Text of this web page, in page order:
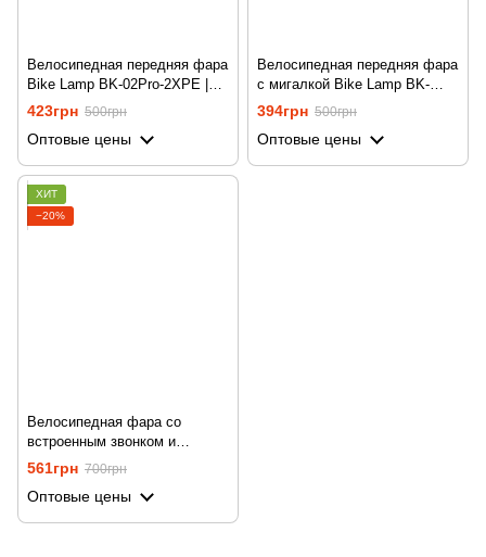
Велосипедная передняя фара
Bike Lamp BK-02Pro-2XPE |
аккумуляторный велофонарь
на руль
423грн 500грн
Оптовые цены
Велосипедная передняя фара
с мигалкой Bike Lamp BK-
01Pro-XPE | аккумуляторный
велофонарь на руль
394грн 500грн
Оптовые цены
ХИТ
−20%
Велосипедная фара со
встроенным звонком и
спидометром Bike Lamp 580-
2T6-A аккумуляторный
велосипед на руль
561грн 700грн
Оптовые цены